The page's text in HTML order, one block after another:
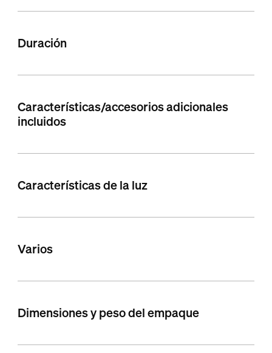
Duración
Características/accesorios adicionales
incluidos
Características de la luz
Varios
Dimensiones y peso del empaque